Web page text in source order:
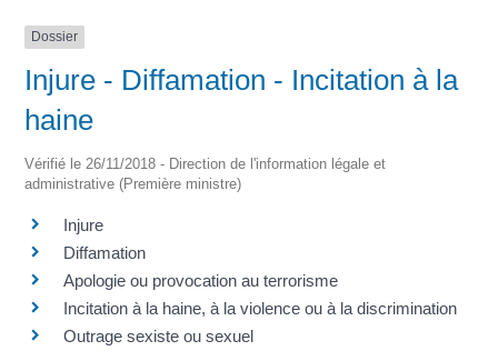
Dossier
Injure - Diffamation - Incitation à la
haine
Vérifié le 26/11/2018 - Direction de l'information légale et
administrative (Première ministre)
Injure
Diffamation
Apologie ou provocation au terrorisme
Incitation à la haine, à la violence ou à la discrimination
Outrage sexiste ou sexuel